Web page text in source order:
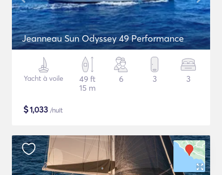
Jeanneau Sun Odyssey 49 Performance
Yacht à voile
49 ft
15 m
6 3 3
$1,033 /nuit